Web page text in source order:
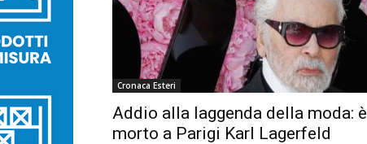
Cronaca Esteri
Addio alla laggenda della moda: è
morto a Parigi Karl Lagerfeld